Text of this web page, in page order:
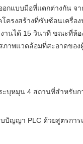
กแบบมือที่แตกต่างกัน จา
โครงสร้างที่ซับซ้อนเครื่อ
านได้ 15 วินาที ขณะที่ห้อ
ภาพแวดล้อมที่สะอาดของ
ะบุหมุน 4 สถานที่สําหรับก
ปัญญา PLC ด้วยสูตรการ